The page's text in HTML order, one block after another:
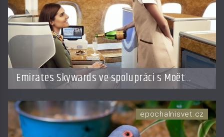
Emirates Skywards ve spolupráci s Moët
Hennessy nabídne členům exkluzivní cestu do
světa Champagne
epochalnisvet.cz